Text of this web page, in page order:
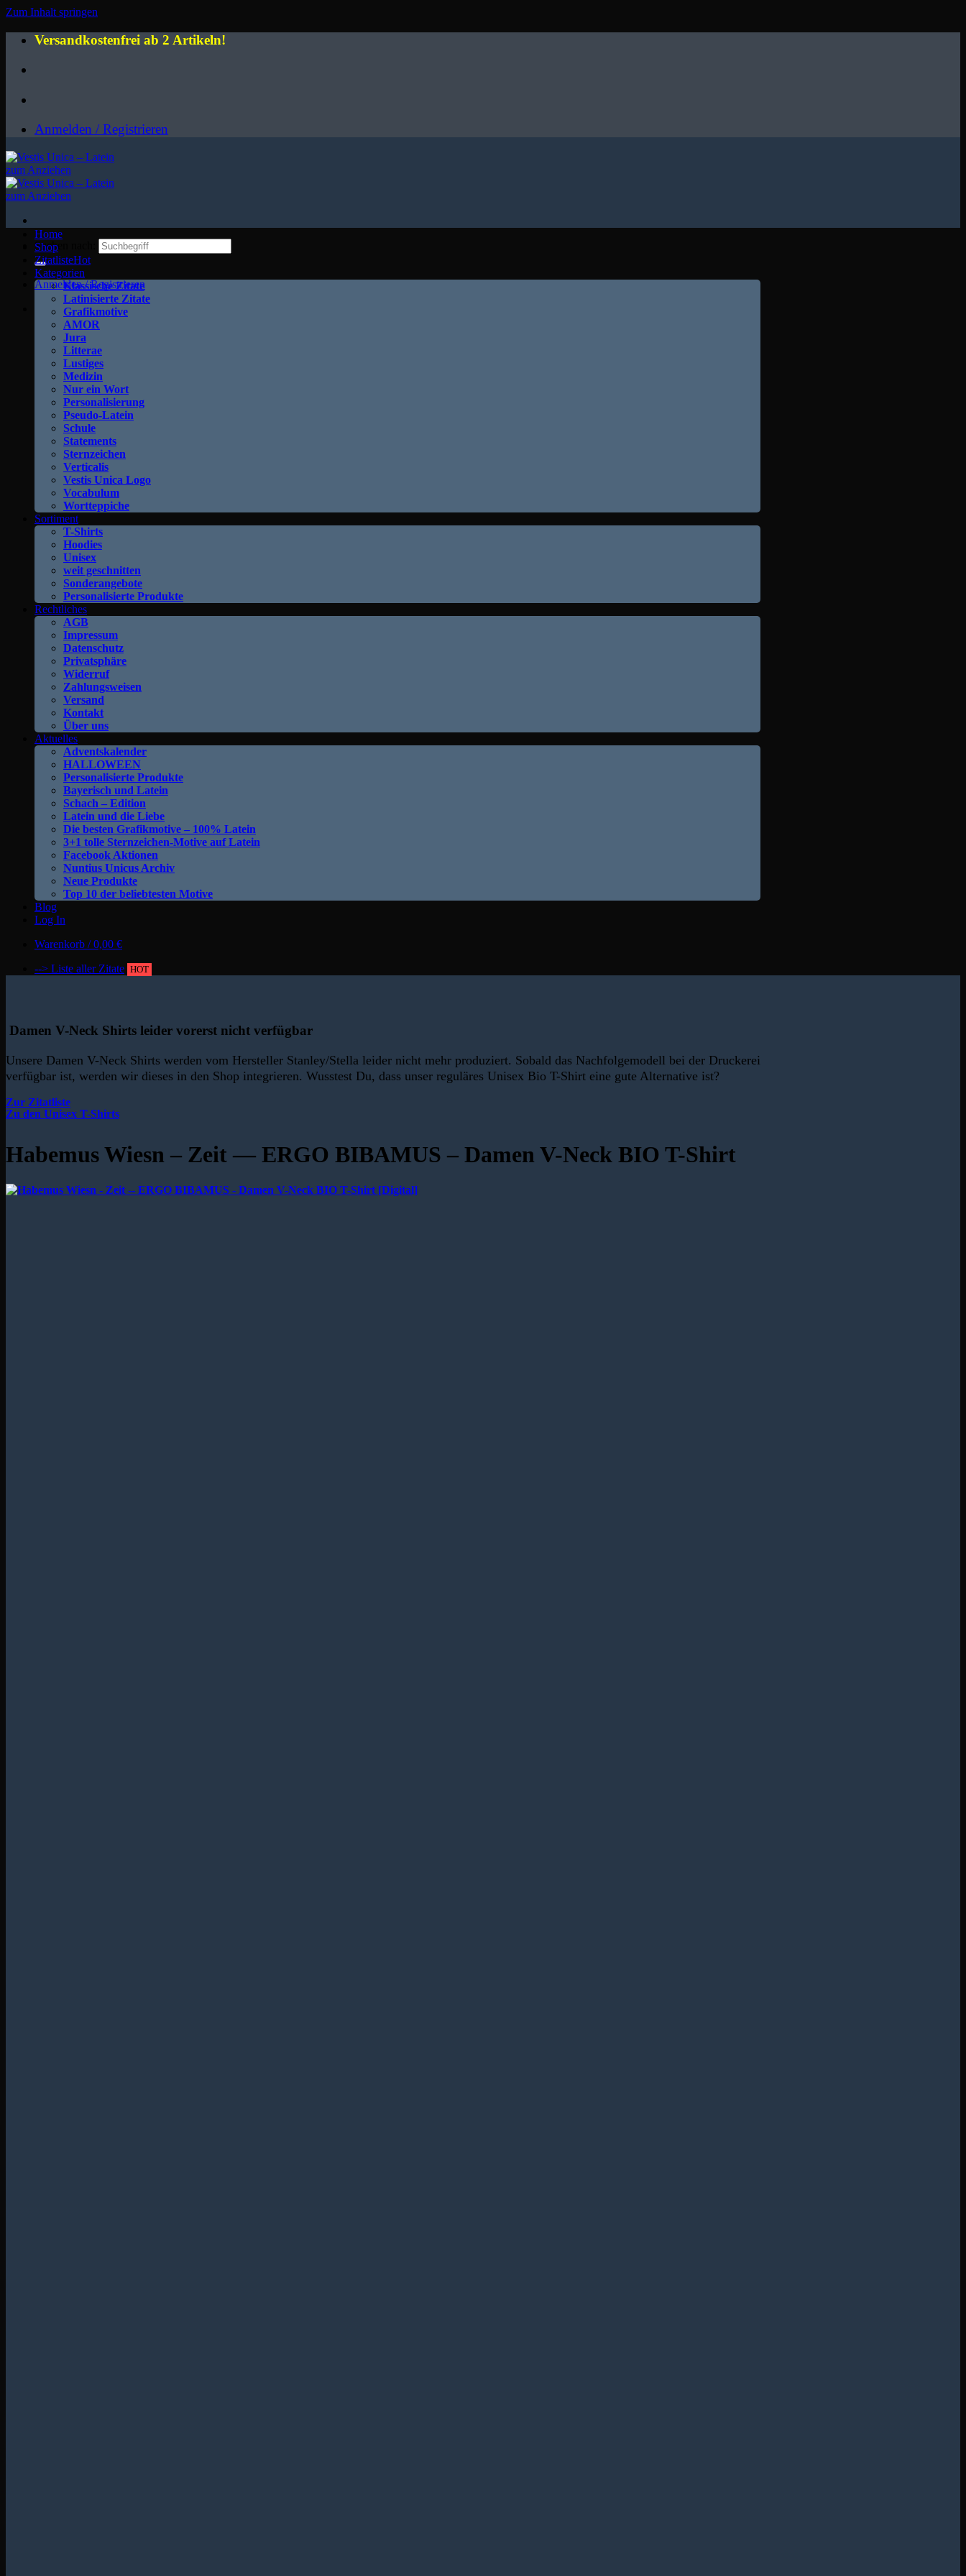
Zum Inhalt springen
Versandkostenfrei ab 2 Artikeln!
Anmelden / Registrieren
Suchen nach:
Anmelden / Registrieren
Home
Shop
Zitatliste
Kategorien
Klassische Zitate
Latinisierte Zitate
Grafikmotive
AMOR
Jura
Litterae
Lustiges
Medizin
Nur ein Wort
Personalisierung
Pseudo-Latein
Schule
Statements
Sternzeichen
Verticalis
Vestis Unica Logo
Vocabulum
Wortteppiche
Sortiment
T-Shirts
Hoodies
Unisex
weit geschnitten
Sonderangebote
Personalisierte Produkte
Rechtliches
AGB
Impressum
Datenschutz
Privatsphäre
Widerruf
Zahlungsweisen
Versand
Kontakt
Über uns
Aktuelles
Adventskalender
HALLOWEEN
Personalisierte Produkte
Bayerisch und Latein
Schach – Edition
Latein und die Liebe
Die besten Grafikmotive – 100% Latein
3+1 tolle Sternzeichen-Motive auf Latein
Facebook Aktionen
Nuntius Unicus Archiv
Neue Produkte
Top 10 der beliebtesten Motive
Blog
Log In
Warenkorb /0,00 €
--> Liste aller Zitate HOT
Damen V-Neck Shirts leider vorerst nicht verfügbar
Unsere Damen V-Neck Shirts werden vom Hersteller Stanley/Stella leider nicht mehr produziert. Sobald das Nachfolgemodell bei der Druckerei
verfügbar ist, werden wir dieses in den Shop integrieren. Wusstest Du, dass unser reguläres Unisex Bio T-Shirt eine gute Alternative ist?
Zur Zitatliste
Zu den Unisex T-Shirts
Habemus Wiesn – Zeit — ERGO BIBAMUS – Damen V-Neck BIO T-Shirt